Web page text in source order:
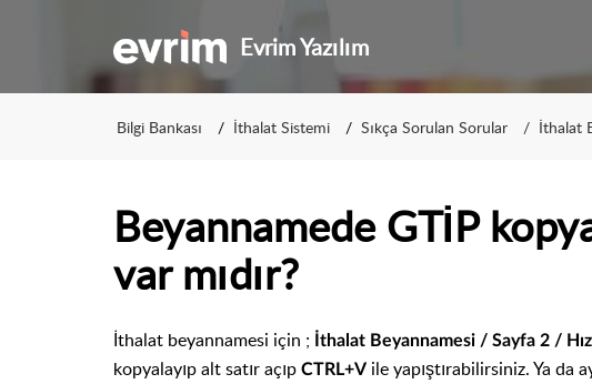
Evrim Yazılım
Bilgi Bankası İthalat Sistemi Sıkça Sorulan Sorular İthalat
Beyannamede GTİP
var mıdır?
İthalat beyannamesi için ; İthalat Beyannamesi / Sayfa 2 /
kopyalayıp alt satır açıp CTRL+V ile yapıştırabilirsiniz. Ya da